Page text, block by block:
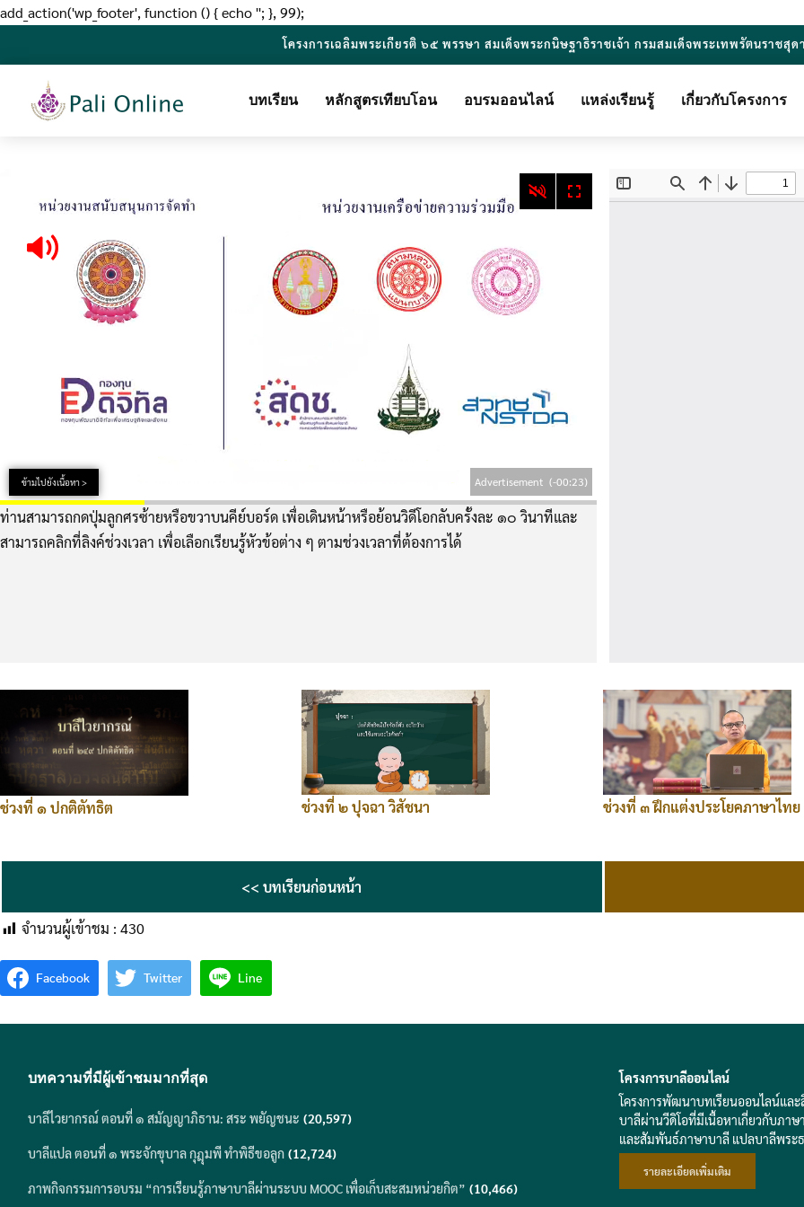
add_action('wp_footer', function () { echo ''; }, 99);
โครงการเฉลิมพระเกียรติ ๖๕ พรรษา สมเด็จพระกนิษฐาธิราชเจ้า กรมสมเด็จพระเทพรัตนราชสุ
บทเรียน หลักสูตรเทียบโอน อบรมออนไลน์ แหล่งเรียนรู้ เกี่ยวกับโครงการ
ข้ามไปยังเนื้อหา > Advertisement (-00:23)
ท่านสามารถกดปุ่มลูกศรซ้ายหรือขวาบนคีย์บอร์ด เพื่อเดินหน้าหรือย้อนวิดีโอกลับครั้งละ ๑๐ วินาทีและ
สามารถคลิกที่ลิงค์ช่วงเวลา เพื่อเลือกเรียนรู้หัวข้อต่าง ๆ ตามช่วงเวลาที่ต้องการได้
ช่วงที่ ๑ ปกติตัทธิต ช่วงที่ ๒ ปุจฉา วิสัชนา ช่วงที่ ๓ ฝึกแต่งประโยคภาษาไทย
<< บทเรียนก่อนหน้า
จำนวนผู้เข้าชม : 430
Facebook Twitter Line
บทความที่มีผู้เข้าชมมากที่สุด
บาลีไวยากรณ์ ตอนที่ ๑ สมัญญาภิธาน: สระ พยัญชนะ (20,597)
บาลีแปล ตอนที่ ๑ พระจักขุบาล กุฎุมพี ทำพิธีขอลูก (12,724)
ภาพกิจกรรมการอบรม “การเรียนรู้ภาษาบาลีผ่านระบบ MOOC เพื่อเก็บสะสมหน่วยกิต” (10,466)
โครงการบาลีออนไลน์
โครงการพัฒนาบทเรียนออนไลน์และ
บาลีผ่านวีดิโอที่มีเนื้อหาเกี่ยวกับภา
และสัมพันธ์ภาษาบาลี แปลบาลีพระ
รายละเอียดเพิ่มเติม